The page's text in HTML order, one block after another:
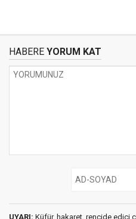
HABERE YORUM KAT
UYARI: Küfür, hakaret, rencide edici